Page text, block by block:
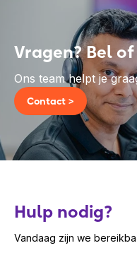
Vragen? Bel
Ons team helpt je
Contact >
Hulp nodig?
Vandaag zijn we